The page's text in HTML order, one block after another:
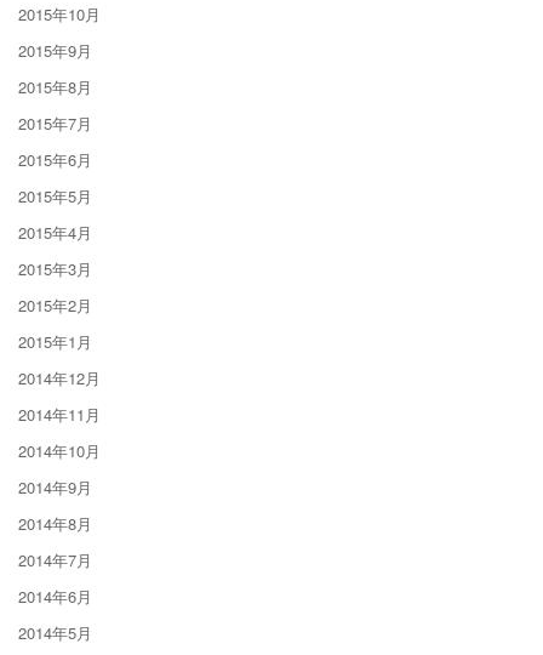
2015年10月
2015年9月
2015年8月
2015年7月
2015年6月
2015年5月
2015年4月
2015年3月
2015年2月
2015年1月
2014年12月
2014年11月
2014年10月
2014年9月
2014年8月
2014年7月
2014年6月
2014年5月